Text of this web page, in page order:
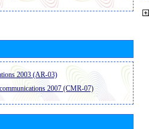
2003 (AR-03)
2007 (CMR-07)